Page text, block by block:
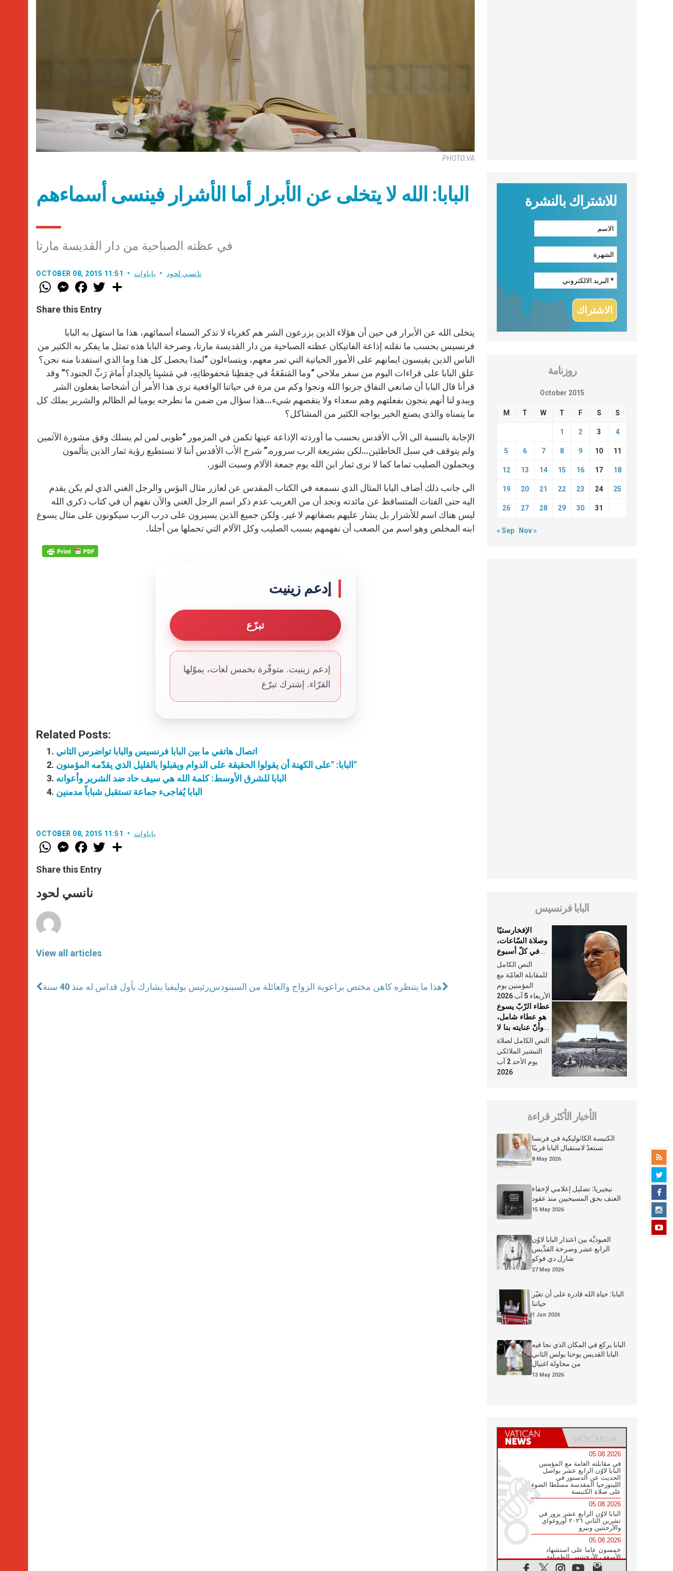
PHOTO.VA
البابا: الله لا يتخلى عن الأبرار أما الأشرار فينسى أسماءهم
في عظته الصباحية من دار القديسة مارتا
OCTOBER 08, 2015 11:51 نانسي لحود باباوات
W
h
t
s
M
e
s
e
g
e
r
F
a
e
b
k
w
r
Share this Entry
يتخلى الله عن الأبرار في حين أن هؤلاء الذين يزرعون الشر هم كغرباء لا تذكر السماء أسمائهم، هذا ما استهل به البابا
فرنسيس بحسب ما نقلته إذاعة الفاتيكان عظته الصباحية من دار القديسة مارتا، وصرخة البابا هذه تمثل ما يفكر به الكثير من
الناس الذين يقيسون ايمانهم على الأمور الحياتية التي تمر معهم، ويتساءلون “لمذا يحصل كل هذا وما الذي استفدنا منه نحن؟
علق البابا على قراءات اليوم من سفر ملاخي “وما المَنفَعَةُ في حِفظِنا مَحفوظاتِهِ، في مَشيِنا بِالحِدادِ أَمامَ رَبِّ الجنود؟” وقد
قرأنا قال البابا أن صانعي النفاق جربوا الله ونجوا وكم من مرة في حياتنا الوافعية نرى هذا الأمر أن أشخاصا يفعلون الشر
ويبدو لنا أنهم ينجون بفعلتهم وهم سعداء ولا ينقصهم شيء…هذا سؤال من ضمن ما نطرحه يوميا لم الظالم والشرير يملك كل
ما يتمناه والذي يصنع الخير يواجه الكثير من المشاكل؟
الإجابة بالنسبة الى الأب الأقدس بحسب ما أوردته الإذاعة عينها تكمن في المزمور “طوبى لمن لم يسلك وفق مشورة الآثمين
ولم يتوقف في سبل الخاطئين…لكن بشريعة الرب سروره.” شرح الأب الأقدس أننا لا نستطيع رؤية ثمار الذين يتألمون
ويحملون الصليب تماما كما لا نرى ثمار ابن الله يوم جمعة الآلام وسبت النور.
الى جانب ذلك أضاف البابا المثال الذي نسمعه في الكتاب المقدس عن لعازر مثال البؤس والرجل الغني الذي لم يكن يقدم
اليه حتى الفتات المتساقط عن مائدته ونجد أن من الغريب عدم ذكر اسم الرجل الغني والآن نفهم أن في كتاب ذكرى الله
ليس هناك اسم للأشرار بل يشار عليهم بصفاتهم لا غير. ولكن جميع الذين يسيرون على درب الرب سيكونون على مثال يسوع
ابنه المخلص وهو اسم من الصعب أن نفهمهم بسبب الصليب وكل الآلام التي تحملها من أجلنا.
إدعم زينيت
تبرّع
إدعم زينيت. متوفّرة بخمس لغات، يموّلها
القرّاء. إشترك تبرّع
Related Posts:
اتصال هاتفي ما بين البابا فرنسيس والبابا تواضرس الثاني
البابا: "على الكهنة أن يقولوا الحقيقة على الدوام ويقبلوا بالقليل الذي يقدّمه المؤمنون"
البابا للشرق الأوسط: كلمة الله هي سيف حاد ضد الشرير وأعوانه
البابا يُفاجىء جماعة تستقبل شباباً مدمنين
OCTOBER 08, 2015 11:51 باباوات
W
h
t
s
p
p
M
e
s
e
g
e
F
a
e
b
o
k
w
Share this Entry
نانسي لحود
View all articles
رئيس بوليفيا يشارك بأول قداس له منذ 40 سنةهذا ما ينتظره كاهن مختص براعوية الزواج والعائلة من السينودس
للاشتراك بالنشرة
روزنامة
October 2015
M T W T F S S
1 2 3 4
5 6 7 8 9 10 11
12 13 14 15 16 17 18
19 20 21 22 23 24 25
26 27 28 29 30 31
« Sep Nov »
البابا فرنسيس
الإفخارستيّا
وصلاة السّاعات،
في كلّ أسبوع
وكلّ يوم، هما
النَّفَس في حياة
الكنيسة
النص الكامل
للمقابلة العامّة مع
المؤمنين يوم
الأربعاء 5 آب 2026
عطاء الرّبّ يسوع
هو عطاء شامل،
وأنّ عنايته بنا لا
تغيب عنّا أبدًا
النص الكامل لصلاة
التبشير الملائكي
يوم الأحد 2 آب
2026
الأخبار الأكثر قراءة
الكنيسة الكاثوليكية في فرنسا
تستعدّ لاستقبال البابا قريبًا
8 May 2026
نيجيريا: تضليل إعلامي لإخفاء
العنف بحق المسيحيين منذ عقود
15 May 2026
العبوديَّة بين اعتذار البابا لاوُن
الرابع عشر وصرخة القدِّيس
شارل دي فوكو
27 May 2026
البابا: حياة الله قادرة على أن تغيّر
حياتنا
1 Jun 2026
البابا يركع في المكان الذي نجا فيه
البابا القديس يوحنا بولس الثاني
من محاولة اغتيال
13 May 2026
05.08.2026
في مقابلته العامة مع المؤمنين
البابا لاوُن الرابع عشر يواصل
الحديث عن الدستور في
الليتورجيا المقدسة مسلطا الضوء
على صلاة الكنيسة
05.08.2026
البابا لاوُن الرابع عشر يزور في
تشرين الثاني ٢٠٢٦ أوروغواي
والأرجنتين وبيرو
05.08.2026
خمسون عاما على استشهاد
الأسقف الأرجنتيني الطوباوي
إنريكي أنجيليلي